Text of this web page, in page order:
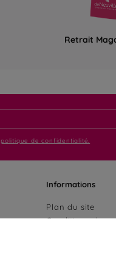
Retrait
politique de confidentialité.
Informations
Plan du site
Conditions de